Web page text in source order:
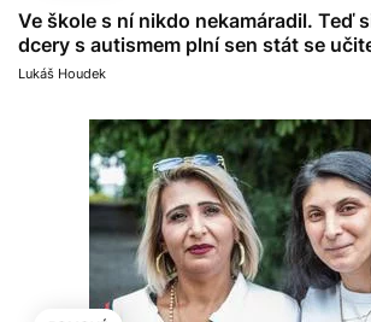
Ve škole s ní nikdo nekamáradil. Teď
dcery s autismem plní sen stát se
Lukáš Houdek